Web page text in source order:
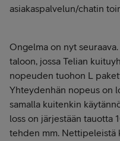
asiakaspalvelun/chatin
Ongelma on nyt
taloon, jossa Telian
nopeuden tuohon L
Yhteydenhän nopeus on
samalla kuitenkin
loss on järjestään tauotta
tehden mm. Nettipeleistä